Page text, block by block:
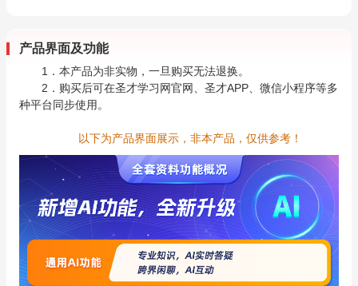
产品界面及功能
1．本产品为非实物，一旦购买无法退换。
2．购买后可在圣才学习网官网、圣才APP、微信小程序等多
种平台同步使用。
以下为产品界面展示，非本产品，仅供参考！